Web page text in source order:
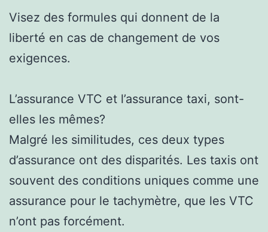
Visez des formules qui donnent de la
liberté en cas de changement de vos
exigences.
L’assurance VTC et l’assurance taxi, sont-
elles les mêmes?
Malgré les similitudes, ces deux types
d’assurance ont des disparités. Les taxis ont
souvent des conditions uniques comme une
assurance pour le tachymètre, que les VTC
n’ont pas forcément.